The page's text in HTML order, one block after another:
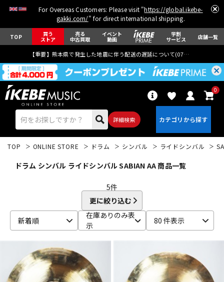
For Overseas Customers: Please visit "https://global.ikebe-
gakki.com/" for direct international shipping.
TOP 買う
ストア
売る
中古買取
イベント
動画
学割
サービス 店舗一覧
【重要】熊本県で発生した地震に伴う配送の遅延について(07月29日
詳細検索
0
ドラム パーカッション
TOP ONLINE STORE ドラム シンバル ライドシンバル
ドラム シンバル ライドシンバル SABIAN AA 商品一覧
5件
更に絞り込む
新着順
在庫ありのみ表
示
80 件表示